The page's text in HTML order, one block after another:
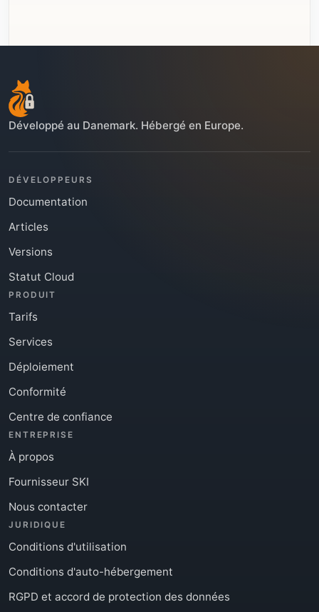
Développé au Danemark. Hébergé en Europe.
DÉVELOPPEURS
Documentation
Articles
Versions
Statut Cloud
PRODUIT
Tarifs
Services
Déploiement
Conformité
Centre de confiance
ENTREPRISE
À propos
Fournisseur SKI
Nous contacter
JURIDIQUE
Conditions d'utilisation
Conditions d'auto-hébergement
RGPD et accord de protection des données